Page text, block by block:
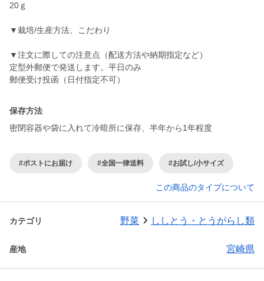
20ｇ
▼栽培/生産方法、こだわり
▼注文に際しての注意点（配送方法や納期指定など）
定型外郵便で発送します。平日のみ
郵便受け投函（日付指定不可）
保存方法
密閉容器や袋に入れて冷暗所に保存、半年から1年程度
#ポストにお届け #全国一律送料 #お試し/小サイズ
この商品のタイプについて
カテゴリ 野菜 ししとう・とうがらし類
産地 宮崎県